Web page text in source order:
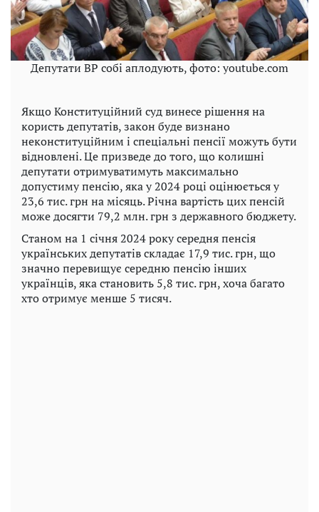
Депутати ВР собі аплодують, фото: youtube.com
Якщо Конституційний суд винесе рішення на
користь депутатів, закон буде визнано
неконституційним і спеціальні пенсії можуть бути
відновлені. Це призведе до того, що колишні
депутати отримуватимуть максимально
допустиму пенсію, яка у 2024 році оцінюється у
23,6 тис. грн на місяць. Річна вартість цих пенсій
може досягти 79,2 млн. грн з державного бюджету.
Станом на 1 січня 2024 року середня пенсія
українських депутатів складає 17,9 тис. грн, що
значно перевищує середню пенсію інших
українців, яка становить 5,8 тис. грн, хоча багато
хто отримує менше 5 тисяч.